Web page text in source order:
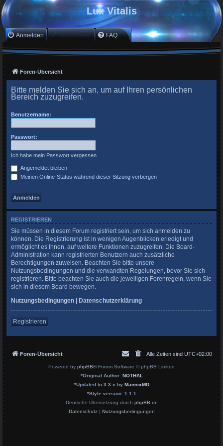
Lux Vitalis
Anmelden Registrieren FAQ
Foren-Übersicht
Bitte melden Sie sich an, um auf Ihren persönlichen
Bereich zuzugreifen.
Benutzername:
Passwort:
Ich habe mein Passwort vergessen
Angemeldet bleiben
Meinen Online-Status während dieser Sitzung verbergen
REGISTRIEREN
Sie müssen in diesem Forum registriert sein, um sich anmelden zu
können. Die Registrierung ist in wenigen Augenblicken erledigt und
ermöglicht es Ihnen, auf weitere Funktionen zuzugreifen. Die Board-
Administration kann registrierten Benutzern auch zusätzliche
Berechtigungen zuweisen. Beachten Sie bitte unsere
Nutzungsbedingungen und die verwandten Regelungen, bevor Sie sich
registrieren. Bitte beachten Sie auch die jeweiligen Forenregeln, wenn Sie
sich in diesem Board bewegen.
Nutzungsbedingungen | Datenschutzerklärung
Registrieren
Foren-Übersicht Alle Zeiten sind UTC+02:00
Powered by phpBB® Forum Software © phpBB Limited
*Original Author: NOTHAL
*Updated to 3.3.x by MannixMD
*Style version: 1.1.1
Deutsche Übersetzung durch phpBB.de
Datenschutz| Nutzungsbedingungen